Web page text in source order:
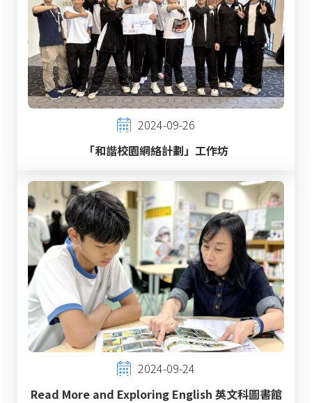
2024-09-26
「和諧校園網絡計劃」工作坊
2024-09-24
Read More and Exploring English 英文科圖書館